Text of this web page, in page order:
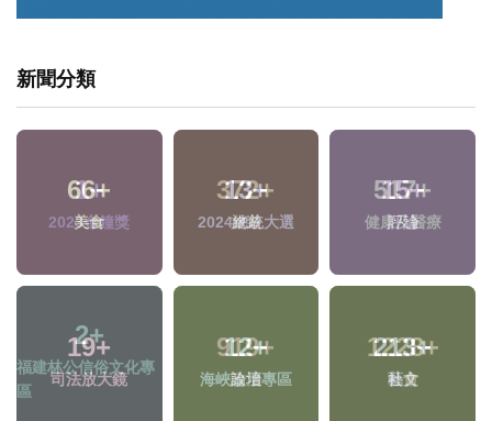
新聞分類
1+
2023金鐘獎
372+
旅遊
517+
健康及醫療
2+
福建林公信俗文化專
區
919+
政治
1228+
社會